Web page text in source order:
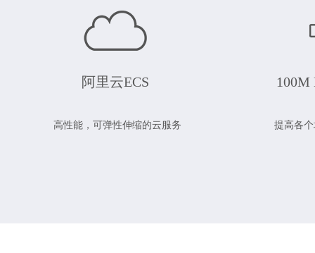
阿里云ECS
高性能，可弹性伸缩的云服务
100M
提高各